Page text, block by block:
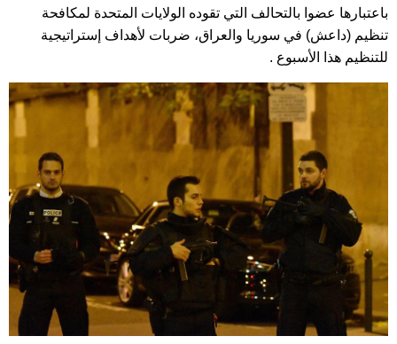
باعتبارها عضوا بالتحالف التي تقوده الولايات المتحدة لمكافحة
تنظيم (داعش) في سوريا والعراق، ضربات لأهداف إستراتيجية
للتنظيم هذا الأسبوع .